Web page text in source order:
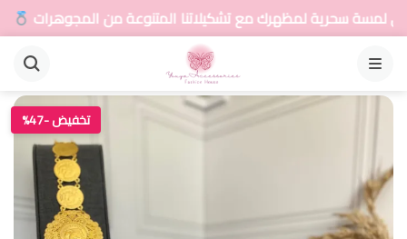
تشكيلاتنا المتنوعة من المجوهرات أضيفي لمسة
القائمة
تخفيض -47%